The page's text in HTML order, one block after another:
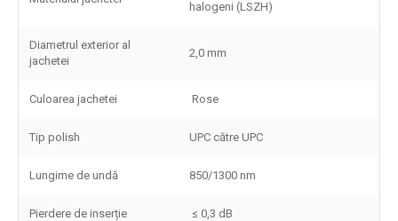
halogeni (LSZH)
Diametrul exterior al
jachetei
2,0 mm
Culoarea jachetei Rose
Tip polish UPC către UPC
Lungime de undă 850/1300 nm
Pierdere de inserție ≤ 0,3 dB